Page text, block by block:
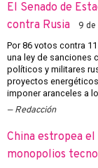
El Senado de
contra Rusia
9
Por 86 votos contra
una ley de sanciones
políticos y militares
proyectos
imponer aranceles a
Redacción
China estropea
monopolios